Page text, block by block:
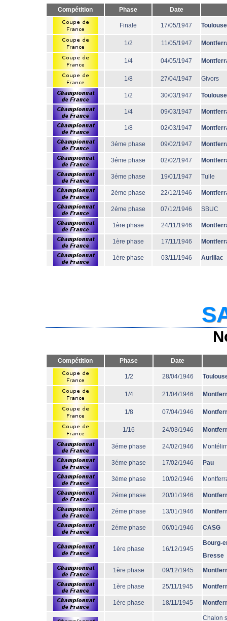
Compétition Phase Date
Finale 17/05/1947 Toulouse
1/2 11/05/1947
1/4 04/05/1947
1/8 27/04/1947 Givors
1/2 30/03/1947 Toulouse
1/4 09/03/1947
1/8 02/03/1947
3éme phase 09/02/1947
3éme phase 02/02/1947
3éme phase 19/01/1947 Tulle
2éme phase 22/12/1946
2éme phase 07/12/1946 SBUC
1ère phase 24/11/1946
1ère phase 17/11/1946
1ère phase 03/11/1946 Aurillac
Compétition Phase Date
1/2 28/04/1946
1/4 21/04/1946
1/8 07/04/1946
1/16 24/03/1946
3éme phase 24/02/1946
3éme phase 17/02/1946 Pau
3éme phase 10/02/1946
2éme phase 20/01/1946
2éme phase 13/01/1946
2éme phase 06/01/1946 CASG
1ère phase 16/12/1945
Bourg-
Bresse
1ère phase 09/12/1945
1ère phase 25/11/1945
1ère phase 18/11/1945
Chalon